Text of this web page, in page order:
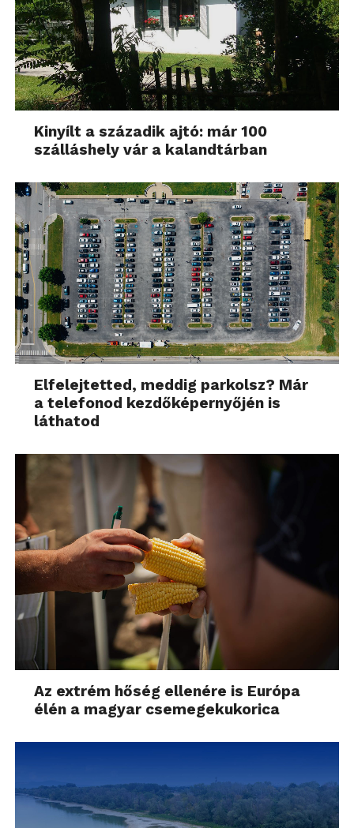
Kinyílt a századik ajtó: már 100
szálláshely vár a kalandtárban
Elfelejtetted, meddig parkolsz? Már
a telefonod kezdőképernyőjén is
láthatod
Az extrém hőség ellenére is Európa
élén a magyar csemegekukorica